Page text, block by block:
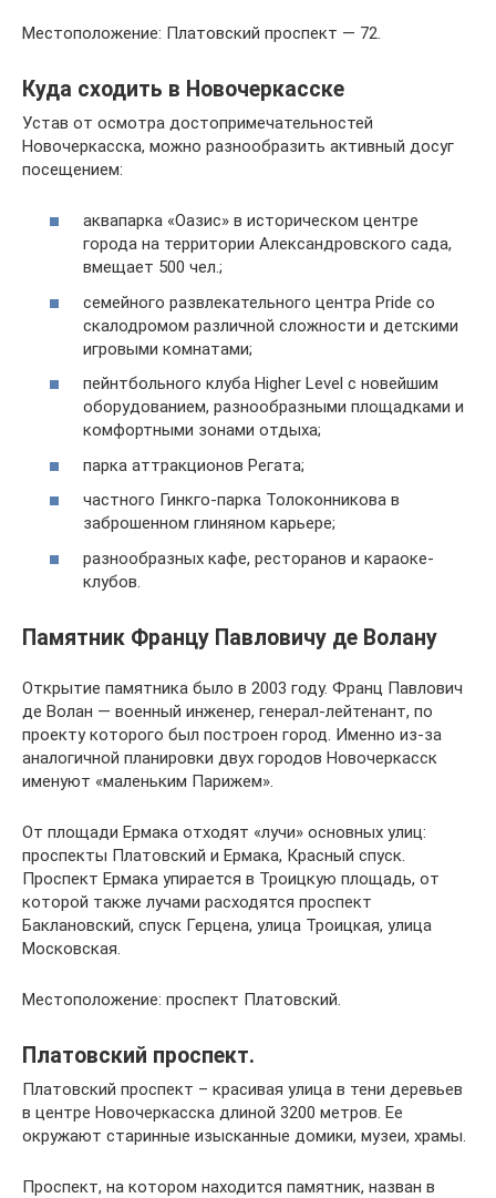
Местоположение: Платовский проспект — 72.
Куда сходить в Новочеркасске
Устав от осмотра достопримечательностей
Новочеркасска, можно разнообразить активный досуг
посещением:
аквапарка «Оазис» в историческом центре
города на территории Александровского сада,
вмещает 500 чел.;
семейного развлекательного центра Pride со
скалодромом различной сложности и детскими
игровыми комнатами;
пейнтбольного клуба Higher Level с новейшим
оборудованием, разнообразными площадками и
комфортными зонами отдыха;
парка аттракционов Регата;
частного Гинкго-парка Толоконникова в
заброшенном глиняном карьере;
разнообразных кафе, ресторанов и караоке-
клубов.
Памятник Францу Павловичу де Волану
Открытие памятника было в 2003 году. Франц Павлович
де Волан — военный инженер, генерал-лейтенант, по
проекту которого был построен город. Именно из-за
аналогичной планировки двух городов Новочеркасск
именуют «маленьким Парижем».
От площади Ермака отходят «лучи» основных улиц:
проспекты Платовский и Ермака, Красный спуск.
Проспект Ермака упирается в Троицкую площадь, от
которой также лучами расходятся проспект
Баклановский, спуск Герцена, улица Троицкая, улица
Московская.
Местоположение: проспект Платовский.
Платовский проспект.
Платовский проспект – красивая улица в тени деревьев
в центре Новочеркасска длиной 3200 метров. Ее
окружают старинные изысканные домики, музеи, храмы.
Проспект, на котором находится памятник, назван в